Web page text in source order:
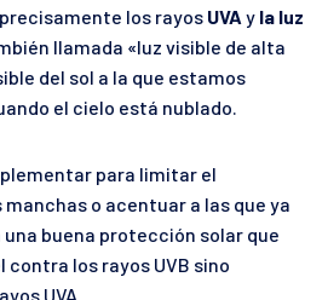
los rayos UVA y la luz
llamada «luz visible de alta
del sol a la que estamos
el cielo está nublado.
para limitar el
o acentuar a las que ya
buena protección solar que
contra los rayos UVB sino
UVA.